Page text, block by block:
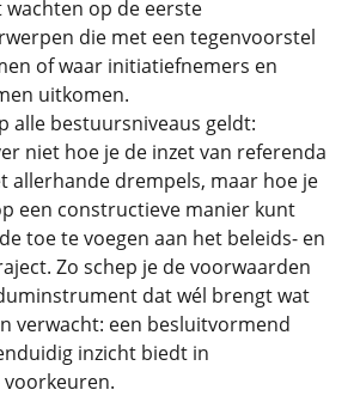
op de eerste
die met een tegenvoorstel
of waar initiatiefnemers en
uitkomen.
alle bestuursniveaus geldt:
niet hoe je de inzet van referenda
allerhande drempels, maar hoe je
een constructieve manier kunt
toe te voegen aan het beleids- en
Zo schep je de voorwaarden
dat wél brengt wat
verwacht: een besluitvormend
inzicht biedt in